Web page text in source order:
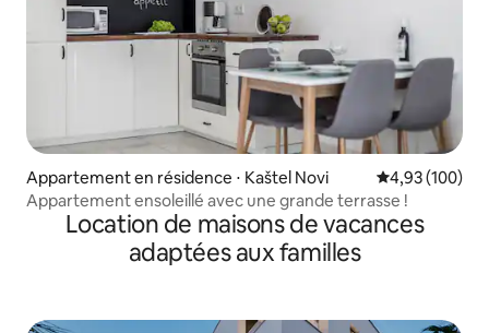
Appartement en résidence ⋅ Kaštel Novi Évaluation
4,93 (100)
Appartement ensoleillé avec une grande terrasse !
Location de maisons de vacances
adaptées aux familles